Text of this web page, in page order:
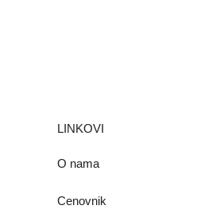
LINKOVI
O nama
Cenovnik